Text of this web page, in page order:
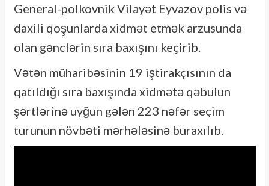
General-polkovnik Vilayət Eyvazov polis və
daxili qoşunlarda xidmət etmək arzusunda
olan gənclərin sıra baxışını keçirib.
Vətən müharibəsinin 19 iştirakçısının da
qatıldığı sıra baxışında xidmətə qəbulun
şərtlərinə uyğun gələn 223 nəfər seçim
turunun növbəti mərhələsinə buraxılıb.